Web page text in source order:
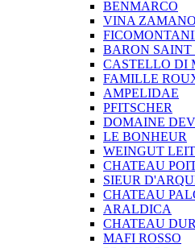
BENMARCO
VINA ZAMANO
BARON SAINT
CASTELLO DI
FAMILLE
AMPELIDAE
PFITSCHER
DOMAINE
LE BONHEUR
WEINGUT
CHATEAU
SIEUR
CHATEAU
ARALDICA
CHATEAU
MAFI ROSSO